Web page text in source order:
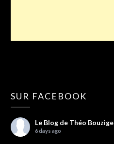
SUR FACEBOOK
Le Blog de Théo Bouzige
6 days ago